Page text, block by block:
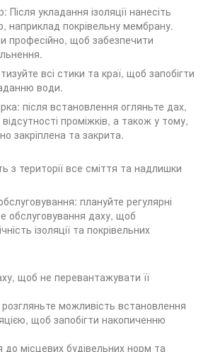
Після укладання ізоляції нанесіть
наприклад покрівельну мембрану.
професійно, щоб забезпечити
всі стики та краї, щоб запобігти
води.
після встановлення огляньте дах,
проміжків, а також у тому,
закріплена та закрита.
з території все сміття та надлишки
плануйте регулярні
обслуговування даху, щоб
ізоляції та покрівельних
щоб не перевантажувати її
можливість встановлення
щоб запобігти накопиченню
місцевих будівельних норм та